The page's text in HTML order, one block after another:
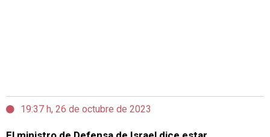
19:37 h, 26 de octubre de 2023